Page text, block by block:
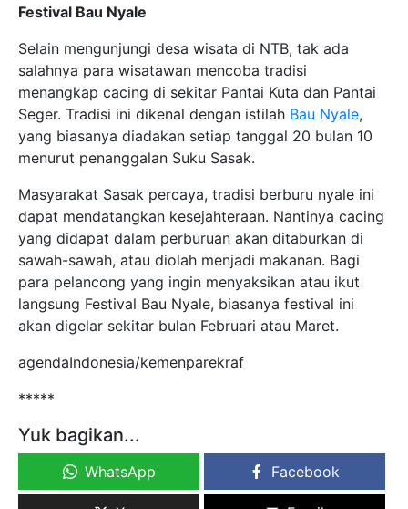
Festival Bau Nyale
Selain mengunjungi desa wisata di NTB, tak ada
salahnya para wisatawan mencoba tradisi
menangkap cacing di sekitar Pantai Kuta dan Pantai
Seger. Tradisi ini dikenal dengan istilah Bau Nyale,
yang biasanya diadakan setiap tanggal 20 bulan 10
menurut penanggalan Suku Sasak.
Masyarakat Sasak percaya, tradisi berburu nyale ini
dapat mendatangkan kesejahteraan. Nantinya cacing
yang didapat dalam perburuan akan ditaburkan di
sawah-sawah, atau diolah menjadi makanan. Bagi
para pelancong yang ingin menyaksikan atau ikut
langsung Festival Bau Nyale, biasanya festival ini
akan digelar sekitar bulan Februari atau Maret.
agendaIndonesia/kemenparekraf
*****
Yuk bagikan...
WhatsApp Facebook